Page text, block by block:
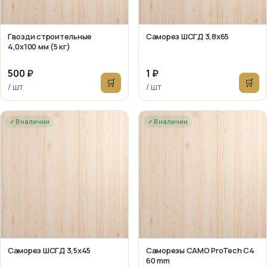
Гвозди строительные
4,0х100 мм (5 кг)
500 ₽
/ шт 🛒
Саморез ШСГД 3,8х65
1 ₽
/ шт 🛒
✓ В наличии
Саморез ШСГД 3,5х45
✓ В наличии
Саморезы CAMO ProTech C4
60 mm